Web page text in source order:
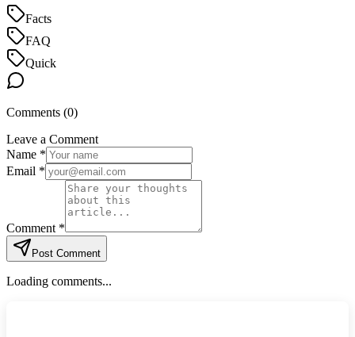
Facts
FAQ
Quick
Comments (0)
Leave a Comment
Name *
Email *
Comment *
Post Comment
Loading comments...